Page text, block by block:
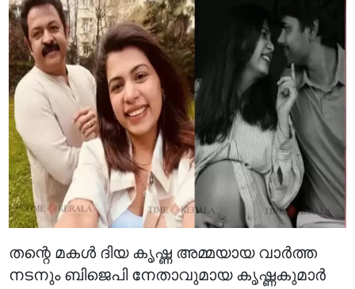
തന്റെ മകൾ ദിയ കൃഷ്ണ അമ്മയായ വാർത്ത
നടനും ബിജെപി നേതാവുമായ കൃഷ്ണകുമാർ